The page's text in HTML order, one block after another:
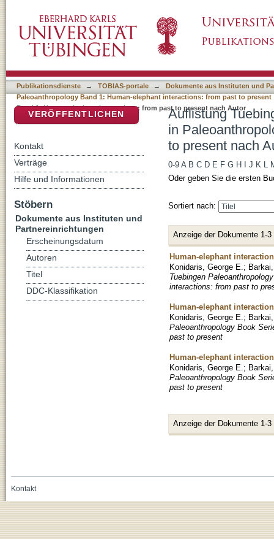
1: Human-elephant interactions: from past
Publikationsdienste → TOBIAS-portale →
Dokumente aus Instituten und
Paleoanthropology Band 1: Human-elephant interactions: from past to present
Band 1: Human-elephant interactions: from past to present nach Autor
Auflistung
in
to present nach
0-9 A B C D E F G H J K L
Oder geben Sie die ersten
Sortiert nach:
Anzeige der Dokumente 1-3
Human-elephant
Konidaris, George E. ;
Tuebingen
interactions: from past to
Human-elephant
Konidaris, George E. ;
Paleoanthropology Book
past to present
Human-elephant
Konidaris, George E. ;
Paleoanthropology Book
past to present
Anzeige der Dokumente 1-3
VERÖFFENTLICHEN
Kontakt
Verträge
Hilfe und Informationen
Stöbern
Dokumente aus Instituten und
Partnereinrichtungen
Erscheinungsdatum
Autoren
Titel
DDC-Klassifikation
Kontakt